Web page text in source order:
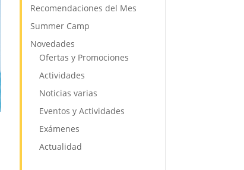
Recomendaciones del Mes
Summer Camp
Novedades
Ofertas y Promociones
Actividades
Noticias varias
Eventos y Actividades
Exámenes
Actualidad